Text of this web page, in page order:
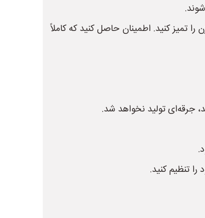
کنید. اطمینان حاصل کنید که کاملاً
جرقه‌ای تولید نخواهد شد.